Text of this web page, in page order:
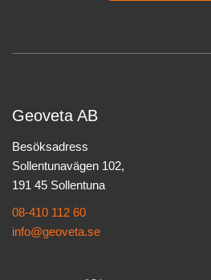
Geoveta AB
Besöksadress
Sollentunavägen 102,
191 45 Sollentuna
08-410 112 60
info@geoveta.se